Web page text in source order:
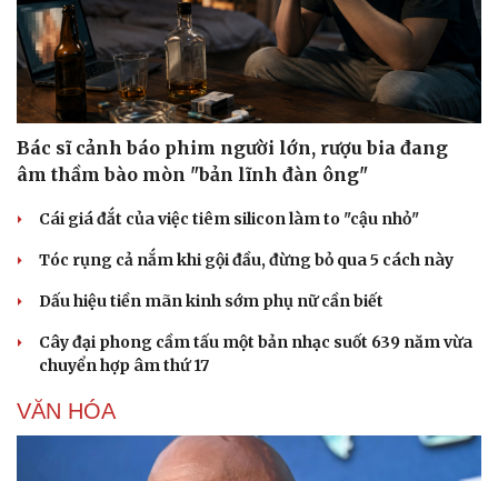
Bác sĩ cảnh báo phim người lớn, rượu bia đang
âm thầm bào mòn "bản lĩnh đàn ông"
Cái giá đắt của việc tiêm silicon làm to "cậu nhỏ"
Tóc rụng cả nắm khi gội đầu, đừng bỏ qua 5 cách này
Dấu hiệu tiền mãn kinh sớm phụ nữ cần biết
Cây đại phong cầm tấu một bản nhạc suốt 639 năm vừa
chuyển hợp âm thứ 17
VĂN HÓA